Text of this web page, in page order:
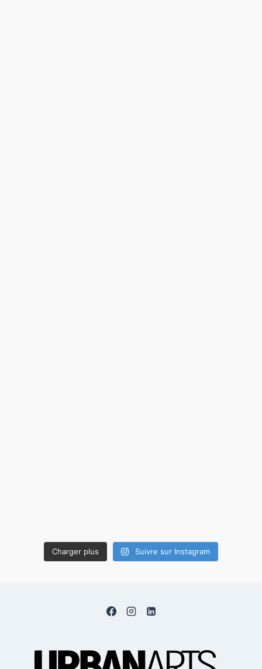
Charger plus Suivre sur Instagram